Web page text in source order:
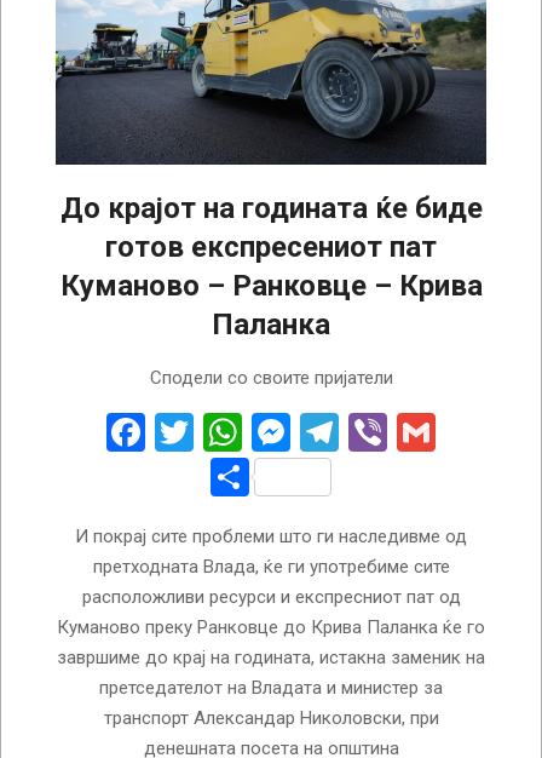
До крајот на годината ќе биде
готов експресениот пат
Куманово – Ранковце – Крива
Паланка
Сподели со своите пријатели
Facebook
Twitter
WhatsApp
Messenger
Telegram
Viber
Share
И покрај сите проблеми што ги наследивме од
претходната Влада, ќе ги употребиме сите
расположливи ресурси и експресниот пат од
Куманово преку Ранковце до Крива Паланка ќе го
завршиме до крај на годината, истакна заменик на
претседателот на Владата и министер за
транспорт Александар Николовски, при
денешната посета на општина